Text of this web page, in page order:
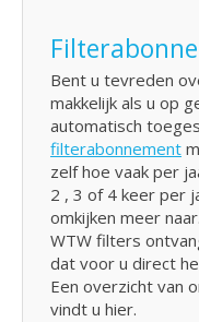
Bent u tevreden
makkelijk als u op
automatisch
filterabonnement
zelf hoe vaak per
2 , 3 of 4 keer per
omkijken meer
WTW filters
dat voor u direct
Een overzicht van
vindt u hier.